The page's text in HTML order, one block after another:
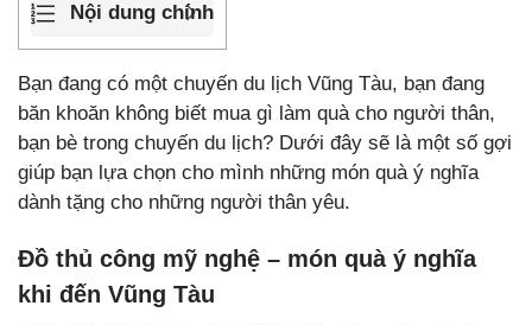
Nội dung chính
Bạn đang có một chuyến du lịch Vũng Tàu, bạn đang
băn khoăn không biết mua gì làm quà cho người thân,
bạn bè trong chuyến du lịch? Dưới đây sẽ là một số gợi
giúp bạn lựa chọn cho mình những món quà ý nghĩa
dành tặng cho những người thân yêu.
Đồ thủ công mỹ nghệ – món quà ý nghĩa
khi đến Vũng Tàu